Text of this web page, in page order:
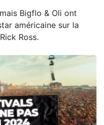
Bigflo & Oli ont
américaine sur la
Ross.